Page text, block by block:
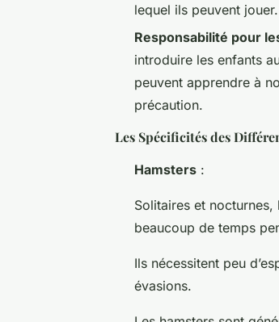
lequel ils peuvent jouer.
Responsabilité pour
introduire les enfants
peuvent apprendre à
précaution.
Les Spécificités des
Hamsters :
Solitaires et nocturnes,
beaucoup de temps
Ils nécessitent peu
évasions.